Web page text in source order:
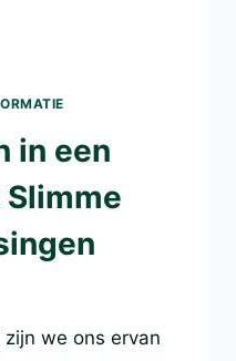
in een
we ons ervan